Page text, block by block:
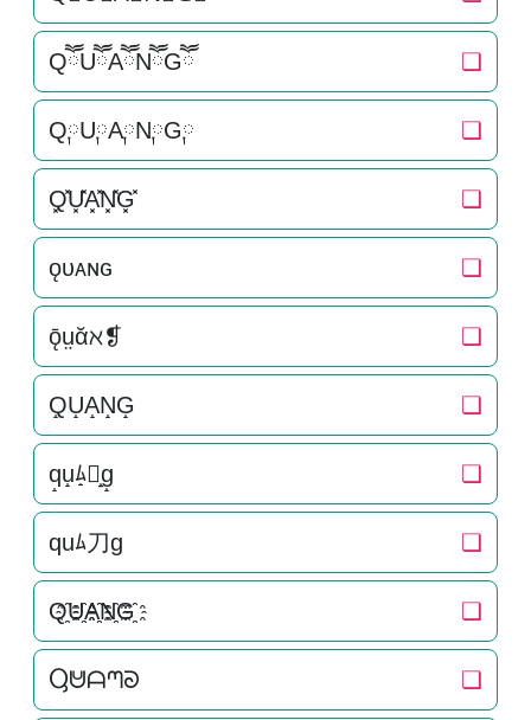
QཽUཽAཽNཽGཽ ❏
Q༙U༙A༙N༙G༙ ❏
Q͓̽U͓̽A͓̽N͓̽G͓̽ ❏
ǫᴜᴀɴɢ ❏
ǭṳᾰℵ❡ ❏
Q̝U̝A̝N̝G̝ ❏
q̝u̝ﾑ̝刀̝g̝ ❏
quﾑ刀g ❏
Q҈U҈A҈N҈G҈ ❏
Ⴓᕰᗩᘉᘐ ❏